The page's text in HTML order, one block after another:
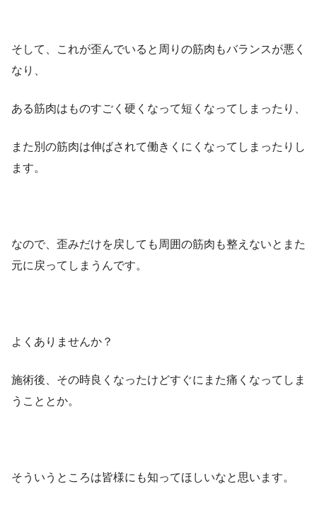
そして、これが歪んでいると周りの筋肉もバランスが悪く
なり、
ある筋肉はものすごく硬くなって短くなってしまったり、
また別の筋肉は伸ばされて働きくにくなってしまったりし
ます。
なので、歪みだけを戻しても周囲の筋肉も整えないとまた
元に戻ってしまうんです。
よくありませんか？
施術後、その時良くなったけどすぐにまた痛くなってしま
うこととか。
そういうところは皆様にも知ってほしいなと思います。